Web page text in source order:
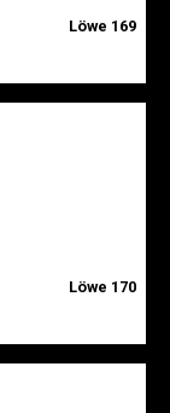
Löwe 169
Löwe 170